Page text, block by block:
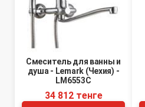
Смеситель для ванны и
душа - Lemark (Чехия) -
LM6553C
34 812 тенге